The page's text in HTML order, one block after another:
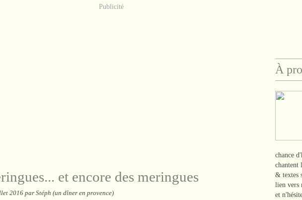
Publicité
et encore des meringues
2016 par Stéph (un dîner en provence)
À
chance
chantent
& textes
lien vers
et